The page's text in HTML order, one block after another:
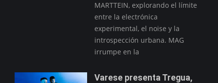
MARTTEIN, explorando el límite
entre la electrónica
experimental, el noise y la
introspección urbana. MAG
irrumpe en la
Varese presenta Tregua,